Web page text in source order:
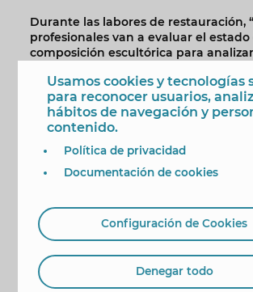
Durante las labores de restauración,
profesionales van a evaluar el
composición escultórica para
la exposición al agua -al estar
fuente- y la proximidad al mar”. Todas
circunstancias “hacen muy probable
de corrosión en las figuras y la
restauración integral o
que se abordará más adelante en
valoración y recomendaciones que
la conservación y puesta en valor de
patrimonio histórico y cultural".
El ‘Monumento a los Muertos en el
Plaça de la Senyoria desde la
este espacio público en mayo de
Usamos cookies y tecnologías
para reconocer usuarios,
hábitos de navegación y
contenido.
Política de privacidad
Documentación de cookies
Configuración de Cookies
Denegar todo